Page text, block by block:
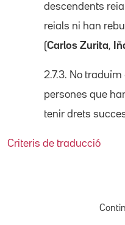
descendents
reials ni han
(Carlos Zurita,
2.7.3. No
persones que
tenir drets
Criteris de traducció